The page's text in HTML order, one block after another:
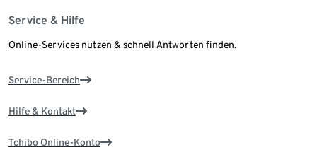
Service & Hilfe
Online-Services nutzen & schnell Antworten finden.
Service-Bereich
Hilfe & Kontakt
Tchibo Online-Konto